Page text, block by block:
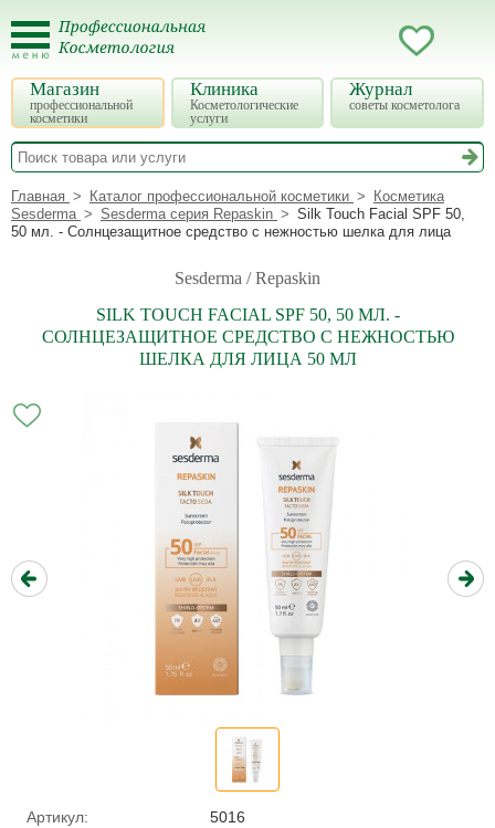
Магазин
профессиональной
косметики
Клиника
Косметологические
услуги
Журнал
советы косметолога
Главная Каталог профессиональной косметики
Косметика
Sesderma
Sesderma серия Repaskin
Silk Touch Facial SPF 50,
50 мл. - Солнцезащитное средство с нежностью шелка для лица
Sesderma / Repaskin
SILK TOUCH FACIAL SPF 50, 50 МЛ. -
СОЛНЦЕЗАЩИТНОЕ СРЕДСТВО С НЕЖНОСТЬЮ
ШЕЛКА ДЛЯ ЛИЦА 50 МЛ
Артикул:
5016